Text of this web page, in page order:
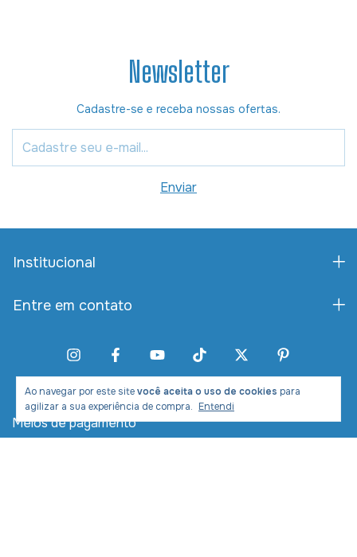
Ao navegar por este sitevocê aceita o uso de cookies para
agilizar a sua experiência de compra. Entendi
Newsletter
Cadastre-se e receba nossas ofertas.
Institucional
Entre em contato
Meios de pagamento